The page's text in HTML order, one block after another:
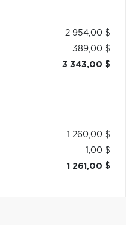
2 954,00 $
389,00 $
3 343,00 $
1 260,00 $
1,00 $
1 261,00 $